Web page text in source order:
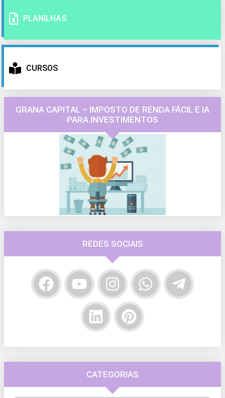
PLANILHAS
CURSOS
GRANA CAPITAL – IMPOSTO DE RENDA FÁCIL E IA
PARA INVESTIMENTOS
REDES SOCIAIS
CATEGORIAS